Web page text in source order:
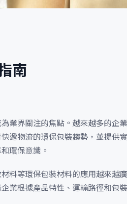
南
業界關注的焦點。越來越多的企
遞物流的環保包裝趨勢，並提供
環保意識。
料等環保包裝材料的應用越來越
業根據產品特性、運輸路徑和包